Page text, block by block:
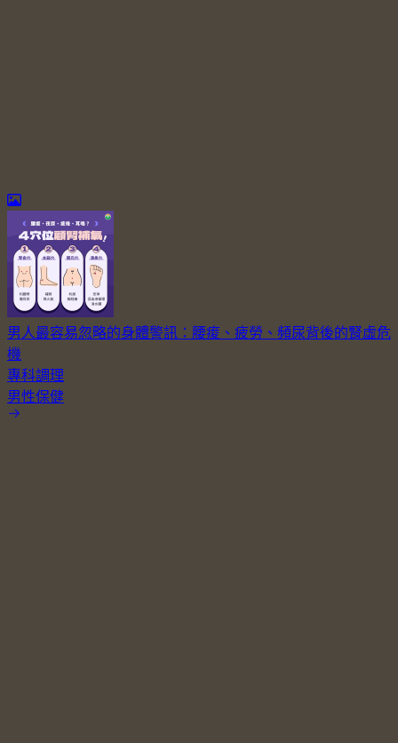
男人最容易忽略的身體警訊：腰痠、疲勞、頻尿背後的腎虛危
機
專科調理
男性保健